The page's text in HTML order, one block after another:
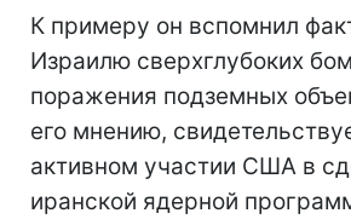
К примеру он вспомнил
Израилю сверхглубоких
поражения подземных
его мнению,
активном участии США в
иранской ядерной